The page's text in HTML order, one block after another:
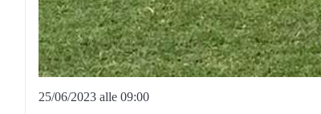
25/06/2023 alle 09:00